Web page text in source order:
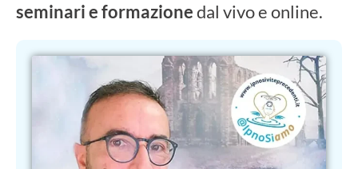
seminari e formazionedal vivo e online.